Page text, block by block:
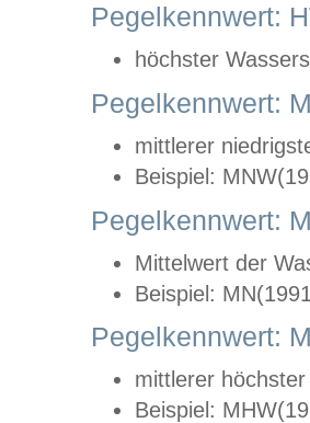
Pegelkennwert:
höchster
Pegelkennwert:
mittlerer
Beispiel:
Pegelkennwert:
Mittelwert der
Beispiel:
Pegelkennwert:
mittlerer
Beispiel: